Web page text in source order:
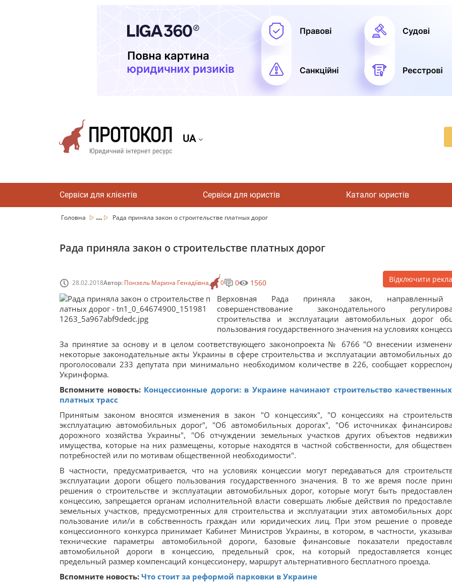
UA
Сервіси для клієнтів Сервіси для юристів Каталог юристів
Головна ... Рада приняла закон о строительстве платных дорог
Рада приняла закон о строительстве платных дорог
28.02.2018Автор: Понзель Марина Генадіївна 0 0 1560 Відключити
Верховная Рада приняла закон,
совершенствование законодательного
строительства и эксплуатации автомобильных дорог
пользования государственного значения на условиях
За принятие за основу и в целом соответствующего законопроекта № 6766 "О внесении
некоторые законодательные акты Украины в сфере строительства и эксплуатации автомобильных
проголосовали 233 депутата при минимально необходимом количестве в 226, сообщает
Укринформа.
Вспомните новость: Концессионные дороги: в Украине начинают строительство
платных трасс
Принятым законом вносятся изменения в закон "О концессиях", "О концессиях на
эксплуатацию автомобильных дорог", "Об автомобильных дорогах", "Об источниках
дорожного хозяйства Украины", "Об отчуждении земельных участков других объектов
имущества, которые на них размещены, которые находятся в частной собственности, для
потребностей или по мотивам общественной необходимости".
В частности, предусматривается, что на условиях концессии могут передаваться для
эксплуатации дороги общего пользования государственного значения. В то же время после
решения о строительстве и эксплуатации автомобильных дорог, которые могут быть
концессию, запрещается органам исполнительной власти совершать любые действия по
земельных участков, предусмотренных для строительства и эксплуатации этих автомобильных
пользование или/и в собственность граждан или юридических лиц. При этом решение о
концессионного конкурса принимает Кабинет Министров Украины, в котором, в частности,
технические параметры автомобильной дороги, базовые финансовые показатели
автомобильной дороги в концессию, предельный срок, на который предоставляется
предельный размер компенсаций концессионеру, маршрут альтернативного бесплатного проезда.
Вспомните новость: Что стоит за реформой парковки в Украине